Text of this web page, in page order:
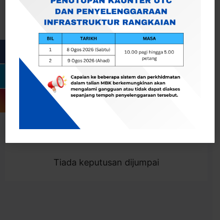
Togol Penapis
Showing 0 result
Tiada keputusan dijumpai